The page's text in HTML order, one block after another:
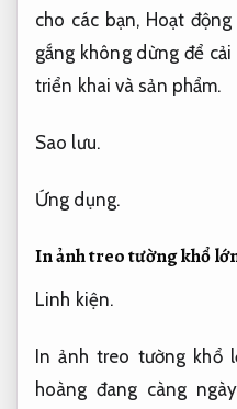
cho các bạn, Hoạt
gắng không dừng để
triển khai và sản phẩm.
Sao lưu.
Ứng dụng.
In ảnh treo tườngkhổ
Linh kiện.
In ảnh treo tường khổ
hoàng đang càng